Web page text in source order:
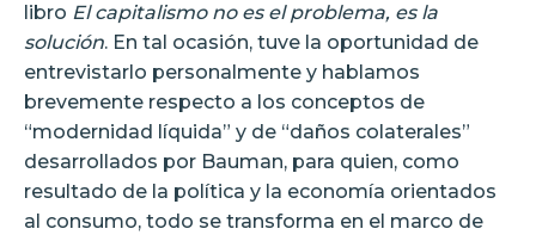
libro El capitalismo no es el problema, es la
solución. En tal ocasión, tuve la oportunidad de
entrevistarlo personalmente y hablamos
brevemente respecto a los conceptos de
“modernidad líquida” y de “daños colaterales”
desarrollados por Bauman, para quien, como
resultado de la política y la economía orientados
al consumo, todo se transforma en el marco de